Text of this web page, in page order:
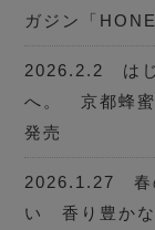
ガジン「
2026.2.2 はじ
へ。 京都蜂蜜
発売
2026.1.27 春
い 香り豊かな